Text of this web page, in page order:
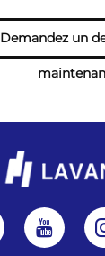
Demandez un